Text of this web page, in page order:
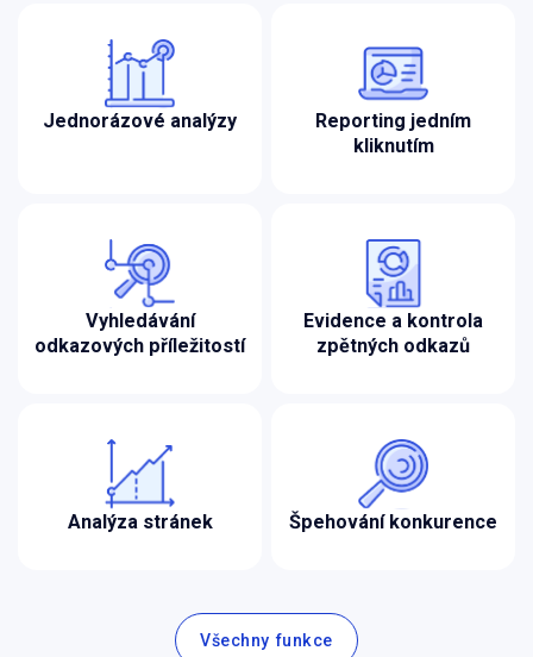
Jednorázové analýzy
Reporting jedním
kliknutím
Vyhledávání
odkazových příležitostí
Evidence a kontrola
zpětných odkazů
Analýza stránek Špehování konkurence
Všechny funkce